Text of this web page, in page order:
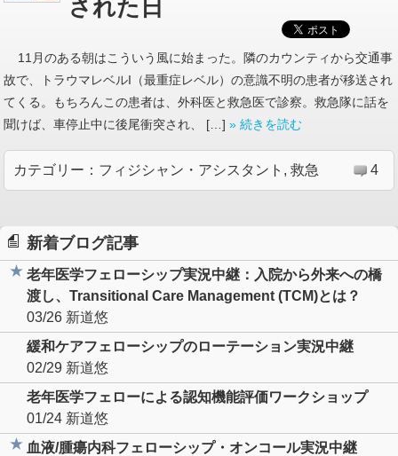
された日
11月のある朝はこういう風に始まった。隣のカウンティから交通事
故で、トラウマレベルI（最重症レベル）の意識不明の患者が移送され
てくる。もちろんこの患者は、外科医と救急医で診察。救急隊に話を
聞けば、車停止中に後尾衝突され、 […] » 続きを読む
カテゴリー： フィジシャン・アシスタント , 救急 4
新着ブログ記事
老年医学フェローシップ実況中継：入院から外来への橋
渡し、Transitional Care Management (TCM)とは？
03/26 新道悠
緩和ケアフェローシップのローテーション実況中継
02/29 新道悠
老年医学フェローによる認知機能評価ワークショップ
01/24 新道悠
血液/腫瘍内科フェローシップ・オンコール実況中継